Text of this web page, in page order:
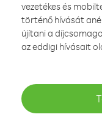
vezetékes és
történő hívását
újítani a
az eddigi hívásait